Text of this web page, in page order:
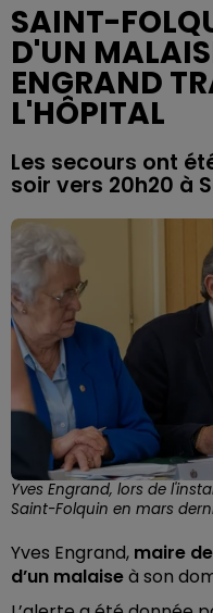
SAINT-
D'UN
ENGRAND
L'HÔPITAL
Les secours ont
soir vers 20h20 à
Yves Engrand, lors de
Saint-Folquin en mars
Yves Engrand, maire
d’un malaiseà son